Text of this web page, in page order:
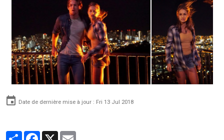
Date de dernière mise à jour : Fri 13 Jul 2018
PartagerFacebook
X